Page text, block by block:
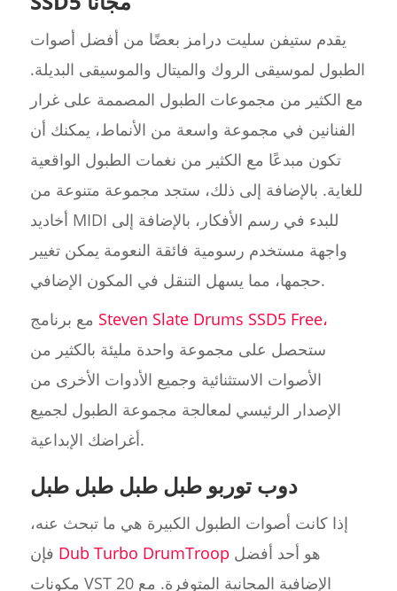
يقدم ستيفن سليت درامز بعضًا من أفضل أصوات
الطبول لموسيقى الروك والميتال والموسيقى البديلة.
مع الكثير من مجموعات الطبول المصممة على غرار
الفنانين في مجموعة واسعة من الأنماط، يمكنك أن
تكون مبدعًا مع الكثير من نغمات الطبول الواقعية
للغاية. بالإضافة إلى ذلك، ستجد مجموعة متنوعة من
أخاديد MIDI للبدء في رسم الأفكار، بالإضافة إلى
واجهة مستخدم رسومية فائقة النعومة يمكن تغيير
حجمها، مما يسهل التنقل في المكون الإضافي.
Steven Slate Drums SSD5 Free،
ستحصل على مجموعة واحدة مليئة بالكثير من
الأصوات الاستثنائية وجميع الأدوات الأخرى من
الإصدار الرئيسي لمعالجة مجموعة الطبول لجميع
أغراضك الإبداعية.
دوب توربو طبل طبل طبل طبل
إذا كانت أصوات الطبول الكبيرة هي ما تبحث عنه،
Dub Turbo DrumTroop
مكونات VST الإضافية المجانية المتوفرة. مع 20